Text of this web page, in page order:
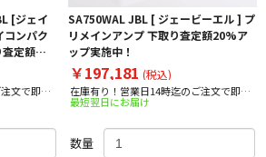
[ジェイ
コンパク
定額
文で即日
SA750WAL JBL [ ジェービーエル ] プ
リメインアンプ 下取り査定額20%ア
ップ実施中！
￥197,181 (税込)
在庫有り！営業日14時迄のご注文で即日
出荷！
最短翌日にお届け
数量